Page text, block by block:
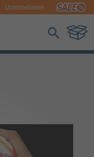
Unternehmen